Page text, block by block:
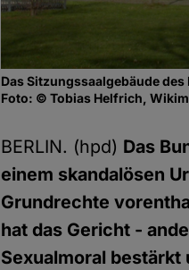
Das Sitzungssaalgebäude
Foto: © Tobias Helfrich,
BERLIN. (hpd) Das
einem skandalösen
Grundrechte
hat das Gericht -
Sexualmoral